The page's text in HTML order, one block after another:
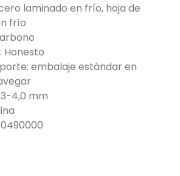
laminado en frío, hoja de
frío
Honesto
embalaje estándar en
4,0 mm